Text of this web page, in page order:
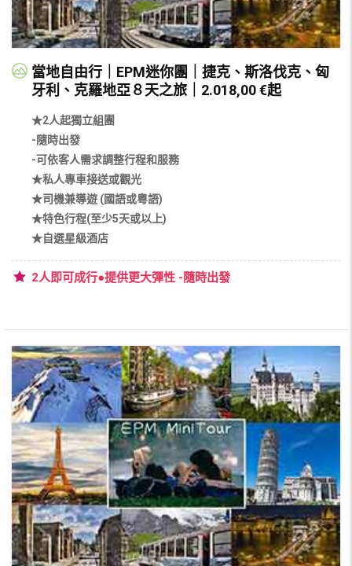
當地自由行｜EPM迷你團｜捷克、斯洛伐克、匈
牙利、克羅地亞８天之旅｜2.018,00 €起
★2人起獨立組團
-隨時出發
-可依客人需求調整行程和服務
★私人專車接送或觀光
★司機兼導遊 (國語或粵語)
★特色行程(至少5天或以上)
★自選星級酒店
2人即可成行●提供更大彈性 -隨時出發